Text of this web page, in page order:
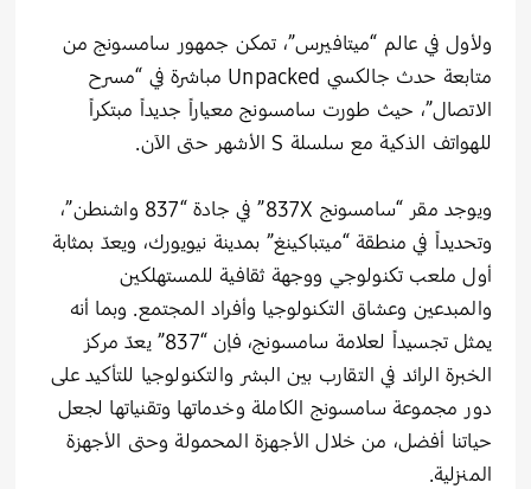
ولأول في عالم “ميتافيرس”، تمكن جمهور سامسونج من
متابعة حدث جالكسي Unpacked مباشرة في “مسرح
الاتصال”، حيث طورت سامسونج معياراً جديداً مبتكراً
للهواتف الذكية مع سلسلة S الأشهر حتى الآن.
ويوجد مقر “سامسونج 837X” في جادة “837 واشنطن”،
وتحديداً في منطقة “ميتباكينغ” بمدينة نيويورك، ويعدّ بمثابة
أول ملعب تكنولوجي ووجهة ثقافية للمستهلكين
والمبدعين وعشاق التكنولوجيا وأفراد المجتمع. وبما أنه
يمثل تجسيداً لعلامة سامسونج، فإن “837” يعدّ مركز
الخبرة الرائد في التقارب بين البشر والتكنولوجيا للتأكيد على
دور مجموعة سامسونج الكاملة وخدماتها وتقنياتها لجعل
حياتنا أفضل، من خلال الأجهزة المحمولة وحتى الأجهزة
المنزلية.